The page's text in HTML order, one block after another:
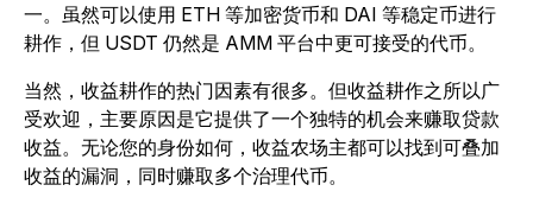
一。虽然可以使用 ETH 等加密货币和 DAI 等稳定币进行
耕作，但 USDT 仍然是 AMM 平台中更可接受的代币。
当然，收益耕作的热门因素有很多。但收益耕作之所以广
受欢迎，主要原因是它提供了一个独特的机会来赚取贷款
收益。无论您的身份如何，收益农场主都可以找到可叠加
收益的漏洞，同时赚取多个治理代币。